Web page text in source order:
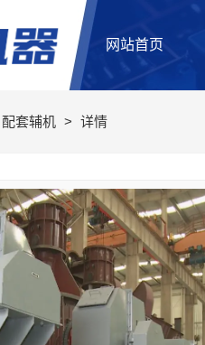
网站首页
配套辅机 > 详情